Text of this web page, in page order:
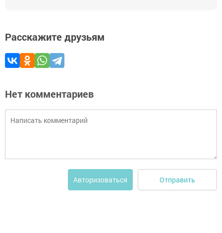
Расскажите друзьям
Нет комментариев
Авторизоваться Отправить